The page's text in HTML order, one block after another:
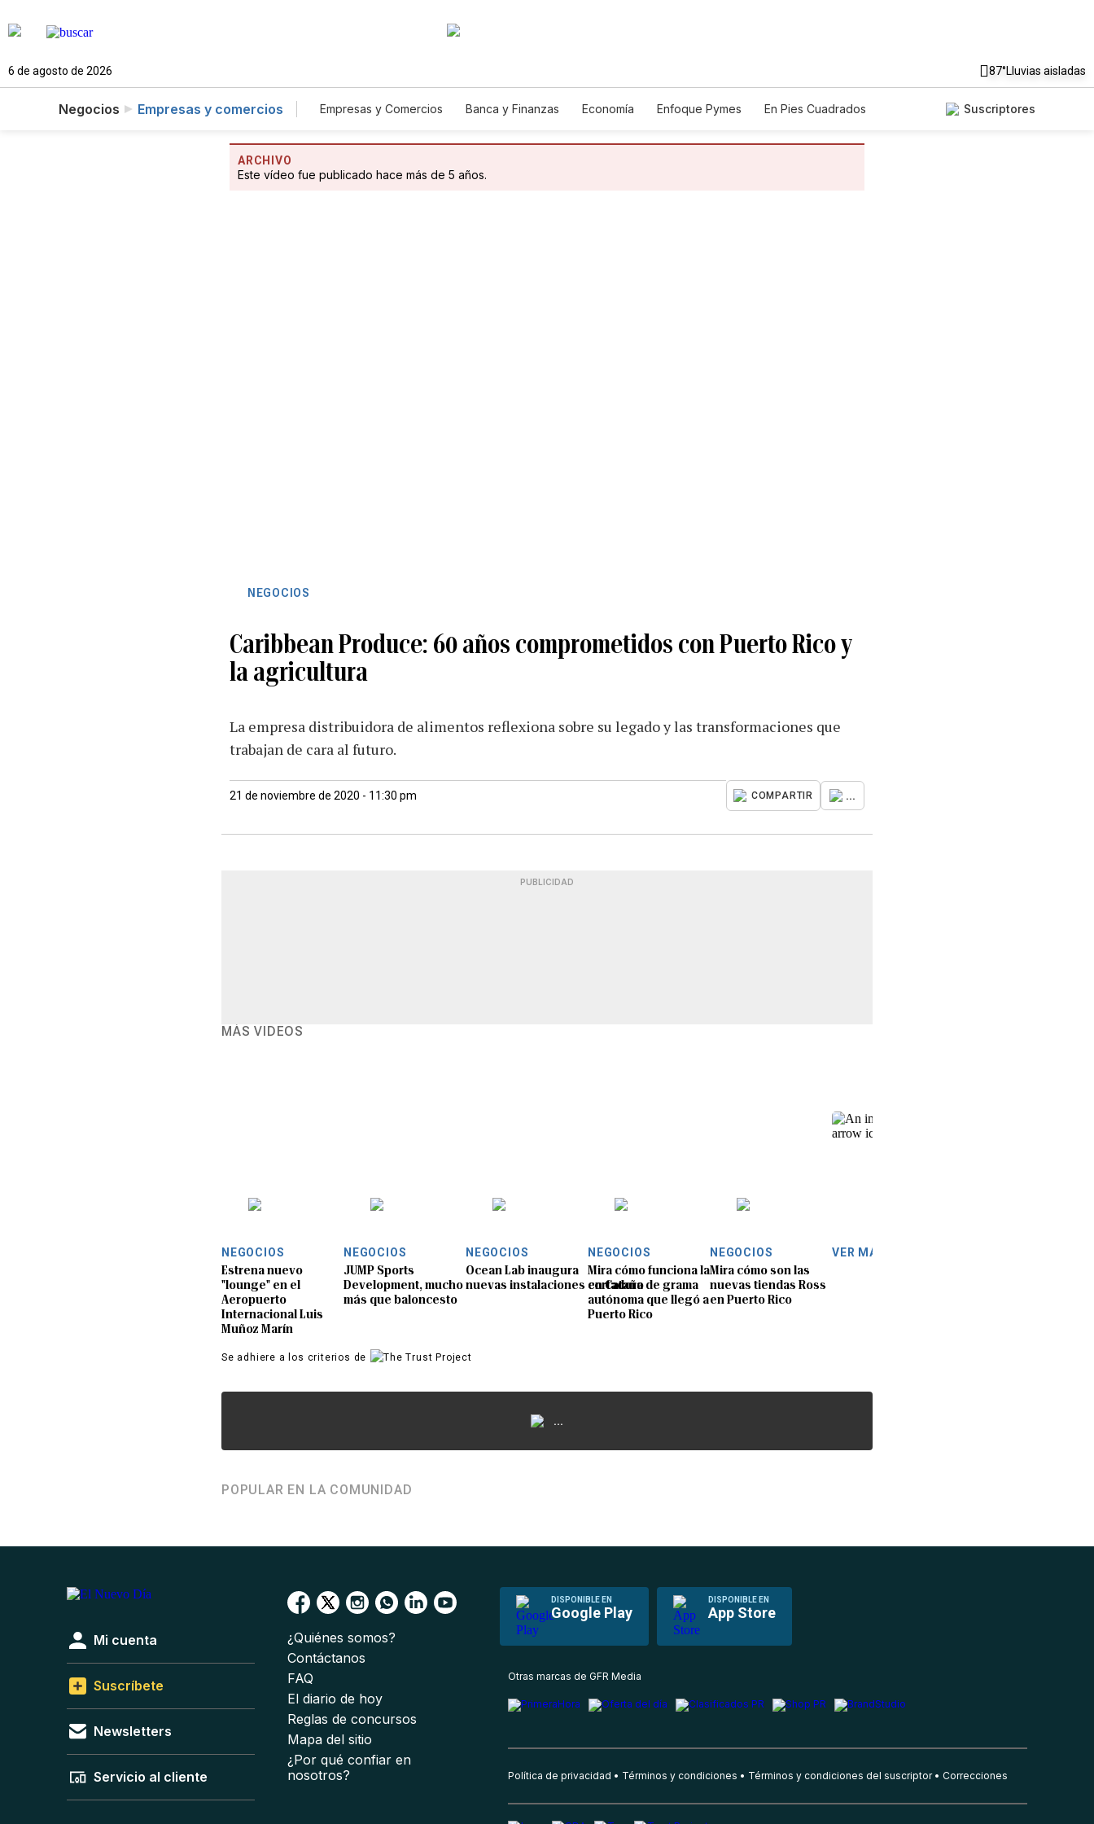
6 de agosto de 2026 87°Lluvias aisladas
Negocios Empresas y comercios Empresas y Comercios Banca y Finanzas Economía Enfoque Pymes
En Pies Cuadrados
Suscriptores
ARCHIVO
Este vídeo fue publicado hace más de 5 años.
NEGOCIOS
Caribbean Produce: 60 años comprometidos con Puerto Rico y
la agricultura
La empresa distribuidora de alimentos reflexiona sobre su legado y las transformaciones que
trabajan de cara al futuro.
21 de noviembre de 2020 - 11:30 pm COMPARTIR ...
PUBLICIDAD
MÁS VIDEOS
NEGOCIOS
Estrena nuevo
"lounge" en el
Aeropuerto
Internacional Luis
Muñoz Marín
NEGOCIOS
JUMP Sports
Development, mucho
más que baloncesto
NEGOCIOS
Ocean Lab inaugura
nuevas instalaciones en Cataño
NEGOCIOS
Mira cómo funciona la
cortadora de grama
autónoma que llegó a
Puerto Rico
NEGOCIOS
Mira cómo son las
nuevas tiendas Ross
en Puerto Rico
VER MÁS
Se adhiere a los criterios de
...
POPULAR EN LA COMUNIDAD
DISPONIBLE EN
Google Play
DISPONIBLE EN
App Store
Mi cuenta
Suscríbete
Newsletters
Servicio al cliente
¿Quiénes somos?
Contáctanos
FAQ
El diario de hoy
Reglas de concursos
Mapa del sitio
¿Por qué confiar en
nosotros?
Otras marcas de GFR Media
Política de privacidad Términos y condiciones Términos y condiciones del suscriptor Correcciones